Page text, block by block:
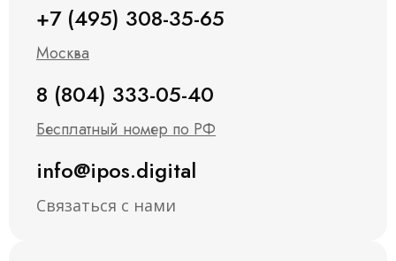
+7 (495) 308-35-65
Москва
8 (804) 333-05-40
Бесплатный номер по РФ
info@ipos.digital
Связаться с нами